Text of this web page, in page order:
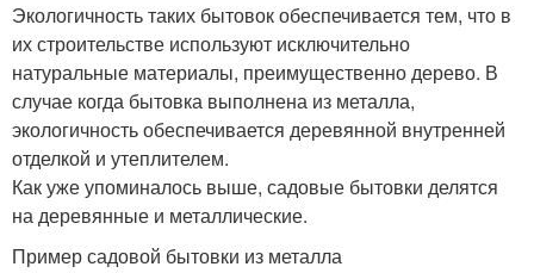
Экологичность таких бытовок обеспечивается тем, что в
их строительстве используют исключительно
натуральные материалы, преимущественно дерево. В
случае когда бытовка выполнена из металла,
экологичность обеспечивается деревянной внутренней
отделкой и утеплителем.
Как уже упоминалось выше, садовые бытовки делятся
на деревянные и металлические.
Пример садовой бытовки из металла